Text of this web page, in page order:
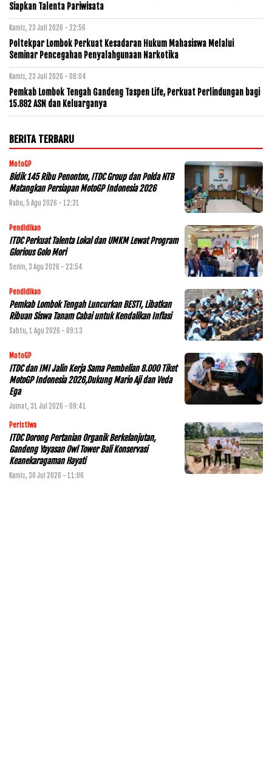
Siapkan Talenta Pariwisata
Kamis, 23 Juli 2026 - 22:56
Poltekpar Lombok Perkuat Kesadaran Hukum Mahasiswa Melalui
Seminar Pencegahan Penyalahgunaan Narkotika
Kamis, 23 Juli 2026 - 08:04
Pemkab Lombok Tengah Gandeng Taspen Life, Perkuat Perlindungan bagi
15.882 ASN dan Keluarganya
BERITA TERBARU
MotoGP
Bidik 145 Ribu Penonton, ITDC Group dan Polda NTB
Matangkan Persiapan MotoGP Indonesia 2026
Rabu, 5 Agu 2026 - 12:31
Pendidikan
ITDC Perkuat Talenta Lokal dan UMKM Lewat Program
Glorious Golo Mori
Senin, 3 Agu 2026 - 23:54
Pendidikan
Pemkab Lombok Tengah Luncurkan BESTI, Libatkan
Ribuan Siswa Tanam Cabai untuk Kendalikan Inflasi
Sabtu, 1 Agu 2026 - 09:13
MotoGP
ITDC dan IMI Jalin Kerja Sama Pembelian 8.000 Tiket
MotoGP Indonesia 2026,Dukung Mario Aji dan Veda
Ega
Jumat, 31 Jul 2026 - 09:41
Peristiwa
ITDC Dorong Pertanian Organik Berkelanjutan,
Gandeng Yayasan Owl Tower Bali Konservasi
Keanekaragaman Hayati
Kamis, 30 Jul 2026 - 11:06